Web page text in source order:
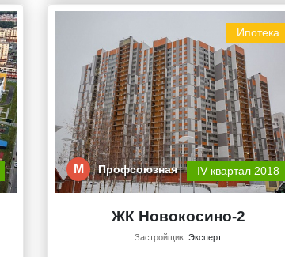
Ипотека
М Профсоюзная IV квартал 2018
ЖК Новокосино-2
Застройщик: Эксперт